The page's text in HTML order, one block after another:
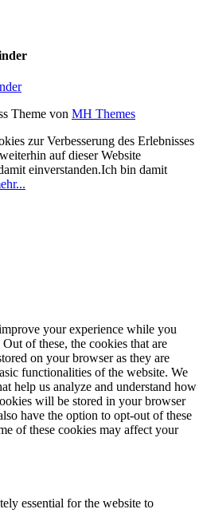
Theme von MH Themes
zur Verbesserung des Erlebnisses
auf dieser Website
einverstanden.Ich bin damit
your experience while you
of these, the cookies that are
on your browser as they are
functionalities of the website. We
help us analyze and understand how
will be stored in your browser
have the option to opt-out of these
of these cookies may affect your
essential for the website to